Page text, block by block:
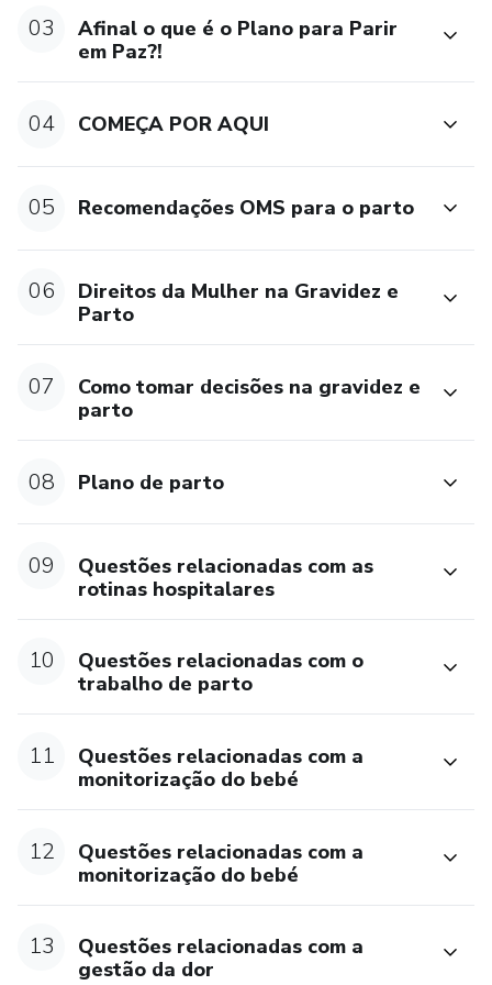
situações durante a gravidez e o parto.
E não é só isso!
amamentação ainda na gravidez).
🎁 Workshop O Guardião da Caverna (para acompanhantes
de parto).
✨ O meu acompanhamento por por WhatsApp para tirares
todas as tuas dúvidas.
03
Afinal o que é o Plano para Parir
em Paz?!
04 COMEÇA POR AQUI
05 Recomendações OMS para o parto
06
Direitos da Mulher na Gravidez e
Parto
07
Como tomar decisões na gravidez e
parto
08 Plano de parto
09
Questões relacionadas com as
rotinas hospitalares
10
Questões relacionadas com o
trabalho de parto
11
Questões relacionadas com a
monitorização do bebé
12
Questões relacionadas com a
monitorização do bebé
13
Questões relacionadas com a
gestão da dor